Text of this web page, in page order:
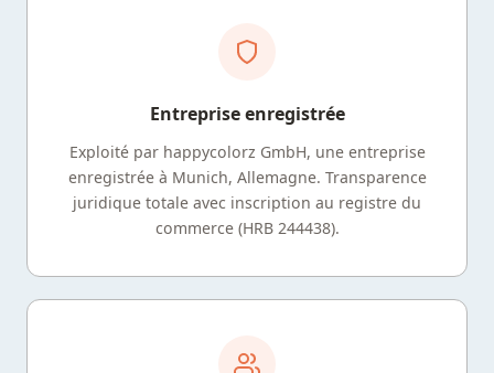
Entreprise enregistrée
Exploité par happycolorz GmbH, une entreprise
enregistrée à Munich, Allemagne. Transparence
juridique totale avec inscription au registre du
commerce (HRB 244438).